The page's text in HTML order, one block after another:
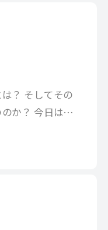
？ そしてその
か？ 今日はリ
いう 題